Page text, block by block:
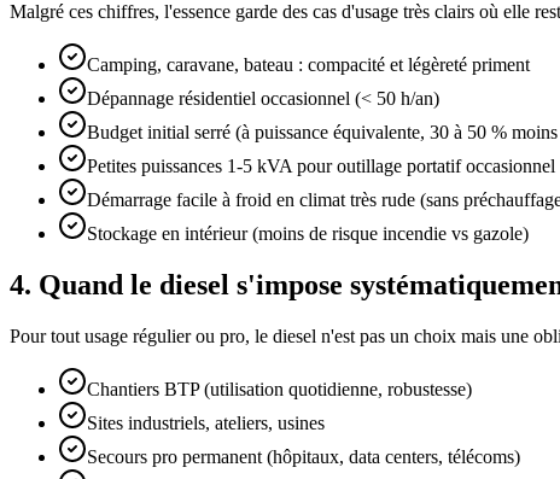
Malgré ces chiffres, l'essence garde des cas d'usage très clairs où elle
Camping, caravane, bateau : compacité et légèreté priment
Dépannage résidentiel occasionnel (< 50 h/an)
Budget initial serré (à puissance équivalente, 30 à 50 %
Petites puissances 1-5 kVA pour outillage portatif occasionnel
Démarrage facile à froid en climat très rude (sans
Stockage en intérieur (moins de risque incendie vs gazole)
4. Quand le diesel s'impose
Pour tout usage régulier ou pro, le diesel n'est pas un choix mais une
Chantiers BTP (utilisation quotidienne, robustesse)
Sites industriels, ateliers, usines
Secours pro permanent (hôpitaux, data centers, télécoms)